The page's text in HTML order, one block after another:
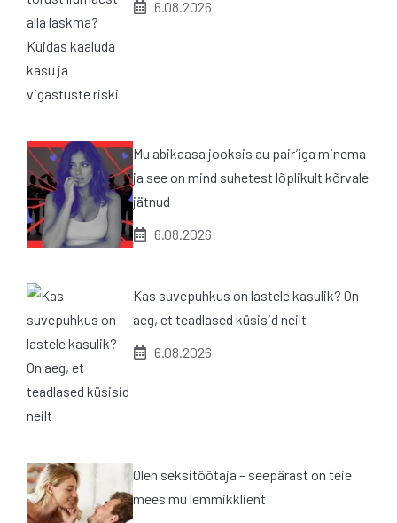
6.08.2026
Mu abikaasa jooksis au pair’iga minema
ja see on mind suhetest lõplikult kõrvale
jätnud
6.08.2026
Kas suvepuhkus on lastele kasulik? On
aeg, et teadlased küsisid neilt
6.08.2026
Olen seksitöötaja – seepärast on teie
mees mu lemmikklient